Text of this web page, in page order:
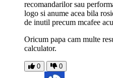
recomandarilor sau
logo si anume acea bila
de inutil precum mcafee
Oricum papa cam multe
calculator.
0 0